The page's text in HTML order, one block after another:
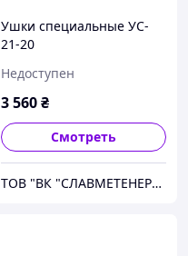
Ушки специальные УC-
21-20
Недоступен
3 560₴
Смотреть
ТОВ "ВК "СЛАВМЕТЕНЕРГО"